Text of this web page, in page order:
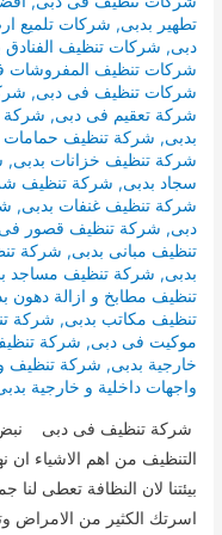
تطهير بدبى, شركات تلميع
دبى, شركات تنظيف الفنادق
شركات تنظيف المفروشات
شركات تنظيف فى دبى,
شركة تعقيم فى دبى, شركة
بدبى, شركة تنظيف حمامات
شركة تنظيف خزانات بدبى,
سجاد بدبى, شركة تنظيف
شركة تنظيف غنفات بدبى,
دبى, شركة تنظيف قصور
تنظيف مبانى بدبى, شركة
بدبى, شركة تنظيف مساجد
تنظيف مطابخ و ازالة دهون
تنظيف مكاتب بدبى, شركة
موكيت فى دبى, شركة
خارجية بدبى, شركة تنظيف
واجهات داخلية و خارجية
شركة تنظيف فى دبى نبض
التنظيف من اهم الاشياء ان
بيئتنا لان النظافة تعطى لنا
اسرتك الكثير من الامراض